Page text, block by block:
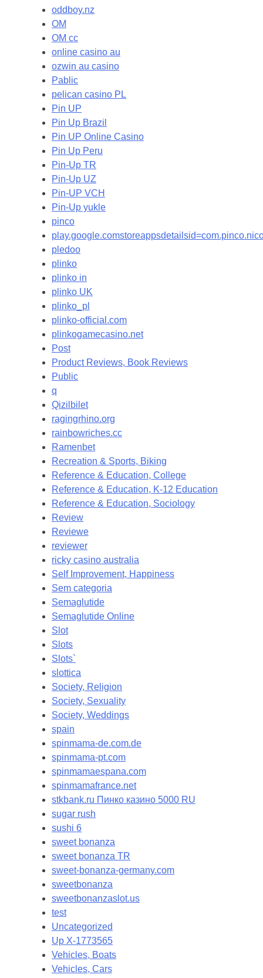
oddboy.nz
OM
OM cc
online casino au
ozwin au casino
Pablic
pelican casino PL
Pin UP
Pin Up Brazil
Pin UP Online Casino
Pin Up Peru
Pin-Up TR
Pin-Up UZ
Pin-UP VCH
Pin-Up yukle
pinco
pledoo
plinko
plinko in
plinko UK
plinko_pl
plinko-official.com
plinkogamecasino.net
Post
Product Reviews, Book Reviews
Public
q
Qizilbilet
ragingrhino.org
rainbowriches.cc
Ramenbet
Recreation & Sports, Biking
Reference & Education, College
Reference & Education, K-12 Education
Reference & Education, Sociology
Review
Reviewe
reviewer
ricky casino australia
Self Improvement, Happiness
Sem categoria
Semaglutide
Semaglutide Online
Slot
Slots
Slots`
slottica
Society, Religion
Society, Sexuality
Society, Weddings
spain
spinmama-de.com.de
spinmama-pt.com
spinmamaespana.com
spinmamafrance.net
stkbank.ru Пинко казино 5000 RU
sugar rush
sushi 6
sweet bonanza
sweet bonanza TR
sweet-bonanza-germany.com
sweetbonanza
sweetbonanzaslot.us
test
Uncategorized
Up X-1773565
Vehicles, Boats
Vehicles, Cars